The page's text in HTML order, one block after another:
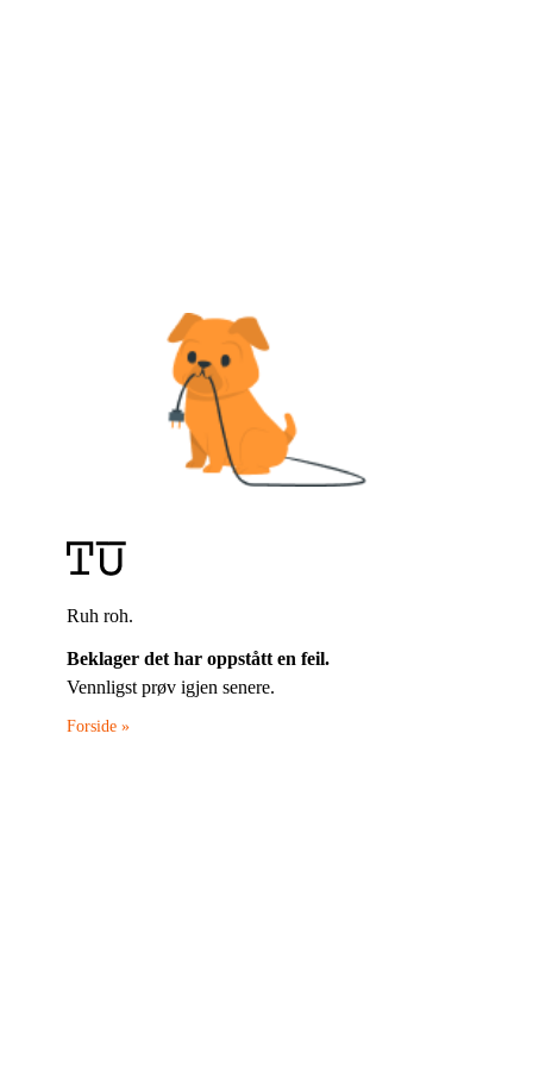
Ruh roh.
Beklager det har oppstått en feil.
Vennligst prøv igjen senere.
Forside »